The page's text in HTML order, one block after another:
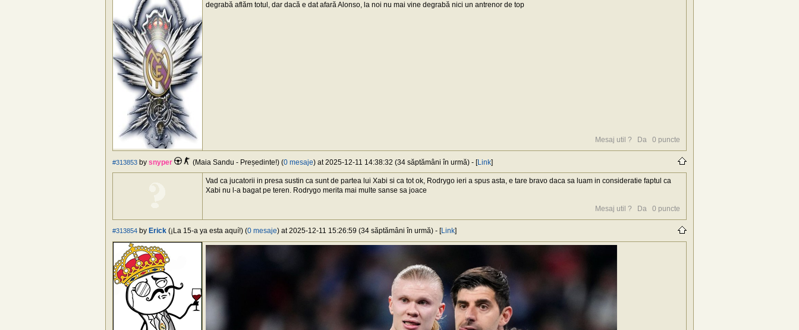
degrabă aflăm totul, dar dacă e dat afară Alonso, la noi nu mai vine degrabă nici un antrenor de top
Mesaj util ? Da 0 puncte
#313853 by snyper (Maia Sandu - Președinte!) (0 mesaje) at 2025-12-11 14:38:32 (34 săptămâni în urmă) - [Link]
Vad ca jucatorii in presa sustin ca sunt de partea lui Xabi si ca tot ok, Rodrygo ieri a spus asta, e tare bravo daca sa luam in consideratie faptul ca
Xabi nu l-a bagat pe teren. Rodrygo merita mai multe sanse sa joace
Mesaj util ? Da 0 puncte
#313854 by Erick (¡La 15-a ya esta aquí!) (0 mesaje) at 2025-12-11 15:26:59 (34 săptămâni în urmă) - [Link]